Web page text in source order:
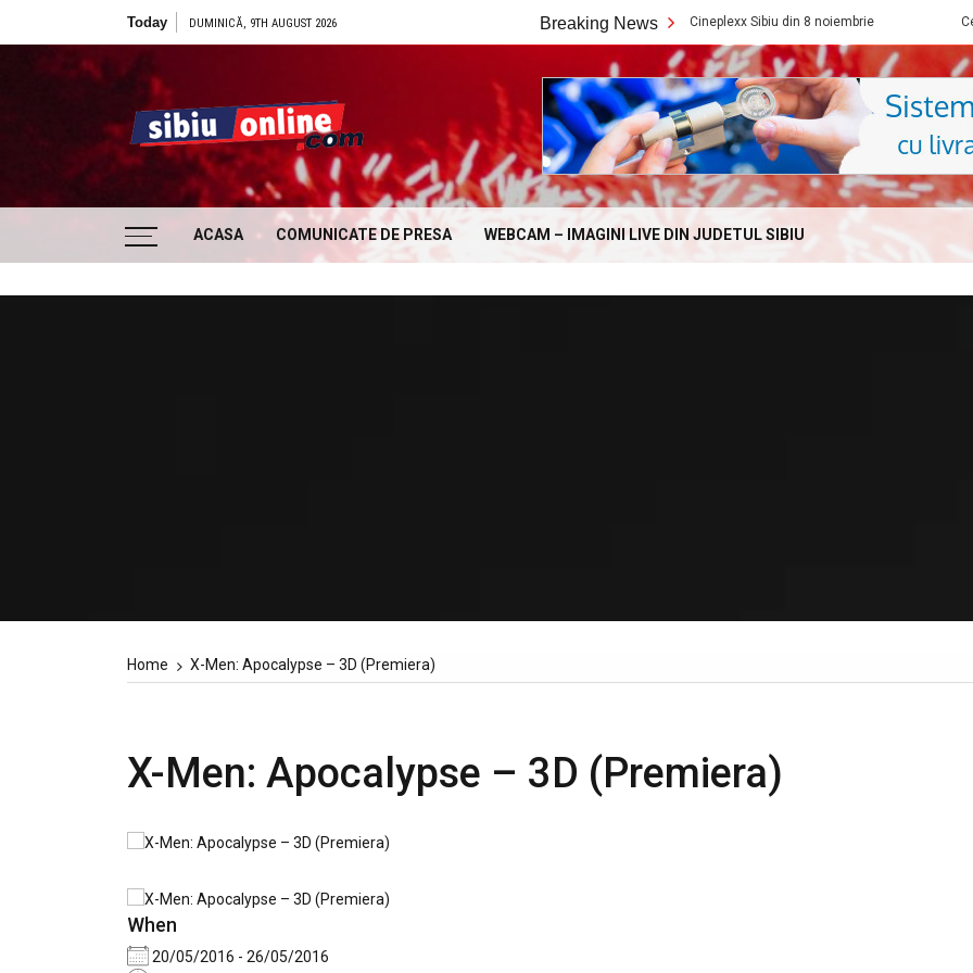
Today DUMINICĂ, 9TH AUGUST 2026 Breaking News
Ce filme noi vedem la Cineplexx Sibiu din 8 noiembrie Ce filme
SibiuOnline.com
… locatii si evenimente din Sibiu!!!
ACASA COMUNICATE DE PRESA WEBCAM – IMAGINI LIVE DIN JUDETUL SIBIU
Home X-Men: Apocalypse – 3D (Premiera)
X-Men: Apocalypse – 3D (Premiera)
When
20/05/2016 - 26/05/2016